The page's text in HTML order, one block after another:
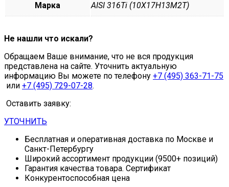
Марка AISI 316Ti (10Х17Н13М2Т)
Не нашли что искали?
Обращаем Ваше внимание, что не вся продукция
представлена на сайте. Уточнить актуальную
информацию Вы можете по телефону +7 (495) 363-71-75
или +7 (495) 729-07-28.
Оставить заявку:
УТОЧНИТЬ
Бесплатная и оперативная доставка по Москве и
Санкт-Петербургу
Широкий ассортимент продукции (9500+ позиций)
Гарантия качества товара. Сертификат
Конкурентоспособная цена